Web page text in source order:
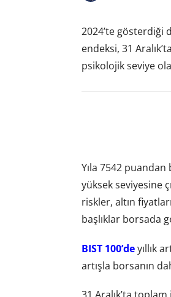
2024’te gösterdiği
endeksi, 31
psikolojik seviye
Yıla 7542
yüksek seviyesine
riskler, altın
başlıklar borsada
BIST 100’deyıllık
artışla borsanın